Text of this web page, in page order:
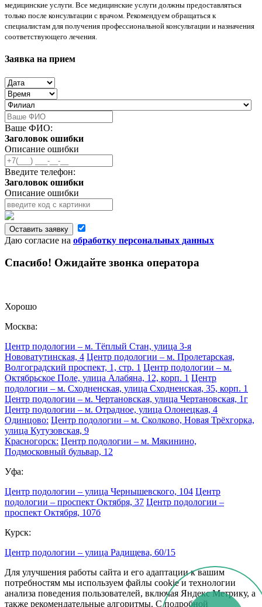
медицинские услуги. Все медицинские услуги должны предоставляться
только после консультации с врачом. Рекомендуем обращаться к
специалистам для получения профессиональной консультации и назначения
соответствующего лечения.
Заявка на прием
Ваше ФИО:
Заголовок ошибки
Описание ошибки
Введите телефон:
Заголовок ошибки
Описание ошибки
Оставить заявку
Даю согласие на обработку персональных данных
Спасибо! Ожидайте звонка оператора
Хорошо
Москва:
Центр подологии – м. Тёплый Стан, улица 3-я
Нововатутинская, 4 Центр подологии – м. Пролетарская,
Волгоградский проспект, 1, стр. 1 Центр подологии – м.
Октябрьское Поле, улица Алабяна, 12, корп. 1 Центр
подологии – м. Сходненская, улица Сходненская, 35, корп. 1
Центр подологии – м. Чертановская, улица Чертановская, 1г
Центр подологии – м. Отрадное, улица Олонецкая, 4
Одинцово: Центр подологии – м. Сколково, Новая Трёхгорка,
улица Кутузовская, 9
Красногорск: Центр подологии – м. Мякинино,
Подмосковный бульвар, 12
Уфа:
Центр подологии – улица Чернышевского, 104 Центр
подологии – проспект Октября, 37 Центр подологии –
проспект Октября, 107б
Курск:
Центр подологии – улица Радищева, 60/15
Для улучшения работы сайта и его адаптации к вашим
потребностям мы используем файлы cookie и технологии
анализа поведения пользователей, включая Яндекс Метрику, а
также рекомендательные алгоритмы. С подробной